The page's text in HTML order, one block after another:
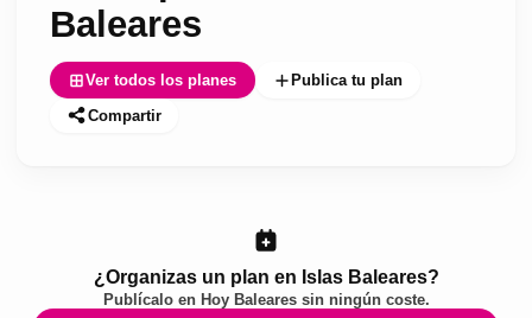
Baleares
Ver todos los planes
Publica tu plan
Compartir
¿Organizas un plan en Islas Baleares?
Publícalo en Hoy Balearessin ningún coste.